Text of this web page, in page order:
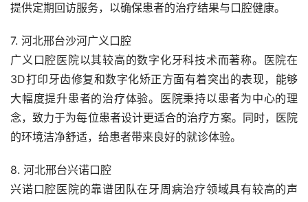
提供定期回访服务，以确保患者的治疗结果与口腔健康。
7. 河北邢台沙河广义口腔
广义口腔医院以其较高的数字化牙科技术而著称。医院在
3D打印牙齿修复和数字化矫正方面有着突出的表现，能够
大幅度提升患者的治疗体验。医院秉持以患者为中心的理
念，致力于为每位患者设计更适合的治疗方案。同时，医院
的环境洁净舒适，给患者带来良好的就诊体验。
8. 河北邢台兴诺口腔
兴诺口腔医院的靠谱团队在牙周病治疗领域具有较高的声